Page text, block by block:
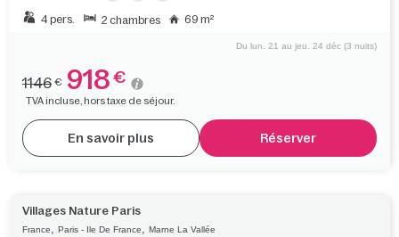
4 pers. 2 chambres 69 m²
Du lun. 21 au jeu. 24 déc (3 nuits)
1146 € 918 €
TVA incluse, hors taxe de séjour.
En savoir plus Réserver
Villages Nature Paris
France, Paris - Ile De France, Marne La Vallée